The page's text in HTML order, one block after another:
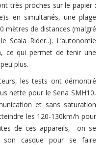
très proches sur le papier :
en simultanés, une plage
mètres de distances (malgré
Scala Rider..). L’autonomie
ce qui permet de tenir une
plus.
les tests ont démontré
nette pour le Sena SMH10,
et sans saturation
les 120-130km/h pour
de ces appareils, on se
son casque pour se faire